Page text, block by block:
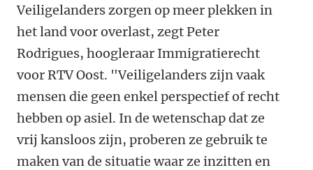
Veiligelanders zorgen op meer plekken in
het land voor overlast, zegt Peter
Rodrigues, hoogleraar Immigratierecht
voor RTV Oost. "Veiligelanders zijn vaak
mensen die geen enkel perspectief of recht
hebben op asiel. In de wetenschap dat ze
vrij kansloos zijn, proberen ze gebruik te
maken van de situatie waar ze inzitten en